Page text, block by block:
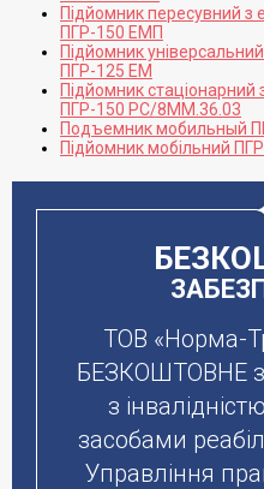
Підйомник пересувний
ПГР-150 ЕМП
Підйомник
ПГР-125 ЕМ
Підйомник стаціонарний
ПГР-150 РС/8ММ.36.03
Подъемник мобильный
Підйомник мобільний
ТОВ «Норма-
БЕЗКОШТОВНЕ
з
засобами
Управління